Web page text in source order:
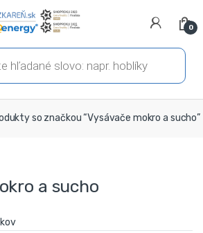
0
so značkou “Vysávače mokro a sucho”
a sucho